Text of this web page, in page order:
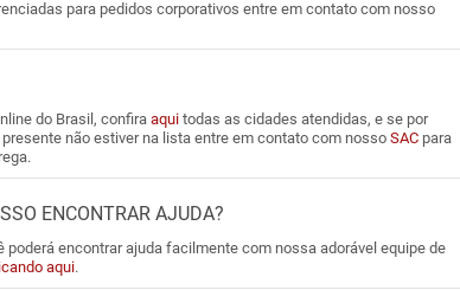
para pedidos corporativos entre em contato com nosso
do Brasil, confira aqui todas as cidades atendidas, e se por
não estiver na lista entre em contato com nosso SAC para
ENCONTRAR AJUDA?
encontrar ajuda facilmente com nossa adorável equipe de
aqui.